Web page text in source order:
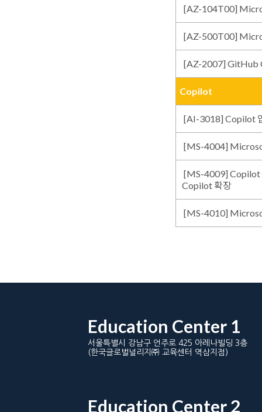
[AZ-104T00]
[AZ-500T00]
[AZ-2007] GitHub
Copilot
[AI-3018] Copilot
[MS-4004]
[MS-4009] Copilot
Copilot 확장
[MS-4010]
Education Center 1
서울특별시 강남구 언주로 425 아레나빌딩 3층
(한국글로벌널리지㈜ 교육센터 역삼지점)
Education Center 2